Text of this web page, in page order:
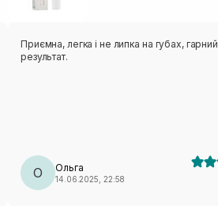
Приємна, легка і не липка на губах, гарний
результат.
О Ольга
14.06.2025, 22:58